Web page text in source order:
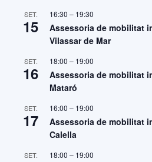
SET.
15
16:30 – 19:30
Assessoria de mobilitat
Vilassar de Mar
SET.
16
18:00 – 19:00
Assessoria de mobilitat
Mataró
SET.
17
16:00 – 19:00
Assessoria de mobilitat
Calella
SET. 18:00 – 19:00